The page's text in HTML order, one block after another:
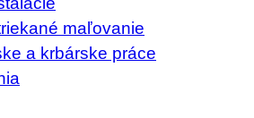
maľovanie
a krbárske práce